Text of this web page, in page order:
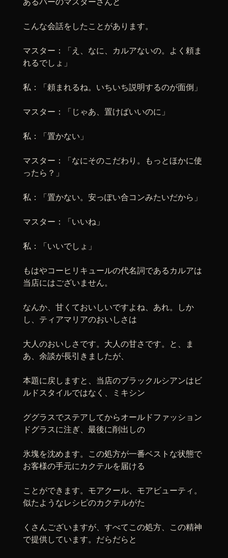
こんな会話をしたことがあります。
マスター：「え、なに、カルアないの。よく頼ま
れるでしょ」
私：「頼まれるね。いちいち説明するのが面倒」
マスター：「じゃあ、置けばいいのに」
私：「置かない」
マスター：「なにそのこだわり。もっとほかに使
ったら？」
私：「置かない。安っぽい合コンみたいだから」
マスター：「いいね」
私：「いいでしょ」
もはやコーヒリキュールの代名詞であるカルアは
当店にはございません。
なんか、甘くておいしいですよね、あれ。しか
し、ティアマリアのおいしさは
大人のおいしさです。大人の甘さです。と、ま
あ、余談が長引きましたが、
本題に戻しますと、当店のブラックルシアンはビ
ルドスタイルではなく、ミキシン
ググラスでステアしてからオールドファッション
ドグラスに注ぎ、最後に削出しの
氷塊を沈めます。この処方が一番ベストな状態で
お客様の手元にカクテルを届ける
ことができます。モアクール、モアビューティ。
似たようなレシピのカクテルがた
くさんございますが、すべてこの処方、この精神
で提供しています。だらだらと